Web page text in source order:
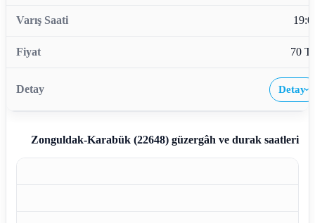
70
Detay›
Zonguldak-Karabük (22648)güzergâh ve durak saatleri